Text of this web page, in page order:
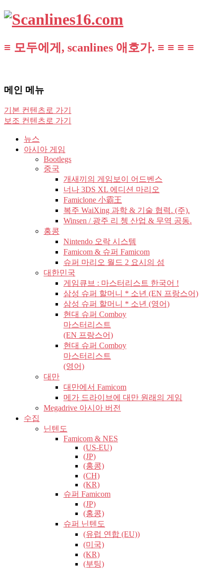
≡ 모두에게, scanlines 애호가. ≡ ≡ ≡ ≡
메인 메뉴
기본 컨텐츠로 가기
보조 컨텐츠로 가기
뉴스
아시아 게임
Bootlegs
중국
개새끼의 게임보이 어드벤스
너나 3DS XL 에디션 마리오
Famiclone 小霸王
복주 WaiXing 과학 & 기술 협력. (주).
Winsen / 광주 리 쳉 산업 & 무역 공동.
홍콩
Nintendo 오락 시스템
Famicom & 슈퍼 Famicom
슈퍼 마리오 월드 2 요시의 섬
대한민국
게임큐브 : 마스터리스트 한국어 !
삼성 슈퍼 할머니 * 소년 (EN 프랑스어)
삼성 슈퍼 할머니 * 소년 (영어)
현대 슈퍼 Comboy
마스터리스트
(EN 프랑스어)
현대 슈퍼 Comboy
마스터리스트
(영어)
대만
대만에서 Famicom
메가 드라이브에 대만 원래의 게임
Megadrive 아시아 버전
수집
닌텐도
Famicom & NES
(US-EU)
(JP)
(홍콩)
(CH)
(KR)
슈퍼 Famicom
(JP)
(홍콩)
슈퍼 닌텐도
(유럽​​ 연합 (EU))
(미국)
(KR)
(부팅)